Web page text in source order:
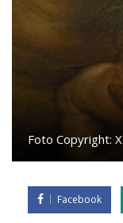
Foto Copyright: X
Facebook